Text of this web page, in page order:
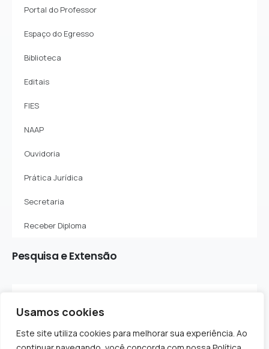
Usamos cookies
Este site utiliza cookies para melhorar sua experiência. Ao
Portal do Professor
Espaço do Egresso
Biblioteca
Editais
FIES
NAAP
Ouvidoria
Prática Jurídica
Secretaria
Receber Diploma
Pesquisa eExtensão
Projetos de Extensão